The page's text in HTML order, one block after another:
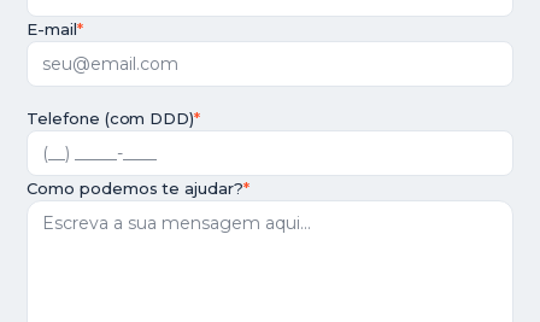
E-mail*
Telefone (com DDD)*
Como podemos te ajudar?*